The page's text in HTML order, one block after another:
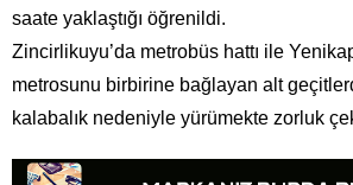
saate yaklaştığı öğrenildi.
Zincirlikuyu’da metrobüs hattı ile
metrosunu birbirine bağlayan alt
kalabalık nedeniyle yürümekte zorluk